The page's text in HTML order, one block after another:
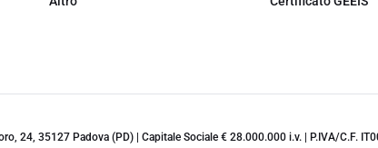
24, 35127 Padova (PD) | Capitale Sociale € 28.000.000 i.v. | P.IVA/C.F.